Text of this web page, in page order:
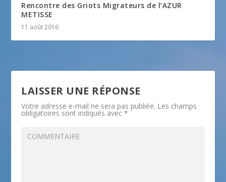
Rencontre des Griots Migrateurs de l’AZUR
METISSE
11 août 2016
LAISSER UNE RÉPONSE
Votre adresse e-mail ne sera pas publiée. Les champs
obligatoires sont indiqués avec*